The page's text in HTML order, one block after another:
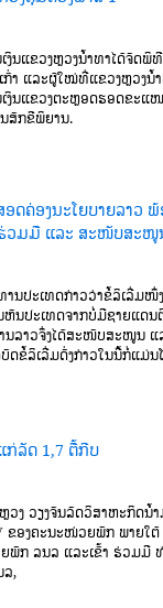
ງິນແຂວງຫຼວງນໍ້າທາໄດ້ຈັ
ກົ່າ ແລະຜູ້ໃໝ່ທີ່ແຂວງຫຼວງນໍ້
ນແຂວງຕະຫຼອດຮອດຂະແ
ສັກຂີພິຍານ.
ດຄ່ອງນະໂຍບາຍລາວ
ວມມື ແລະ ສະໜັບສະໜູ
ນປະເທດກ່າວວ່າຂໍ້ລິເລີ່ມໜຶ່
ຫັນປະເທດຈາກບໍ່ມີຊາຍແດນ
ນລາວຈຶ່ງໄດ້ສະໜັບສະໜູນ ແ
ດຂໍ້ລິເລີ່ມດັ່ງກ່າວໃນນີ້ກໍ່ແມ່
ລັດ 1,7 ຕື້ກີບ
ງ ວຽງຈັນລັດວິສາຫະກິດນໍ້າ
ຂອງຄະນະໜ່ວຍພັກ ພາຍໃຕ້
ພັກ ລນລ ແລະເຂົ້າ ຮ່ວມມີ
ລ,